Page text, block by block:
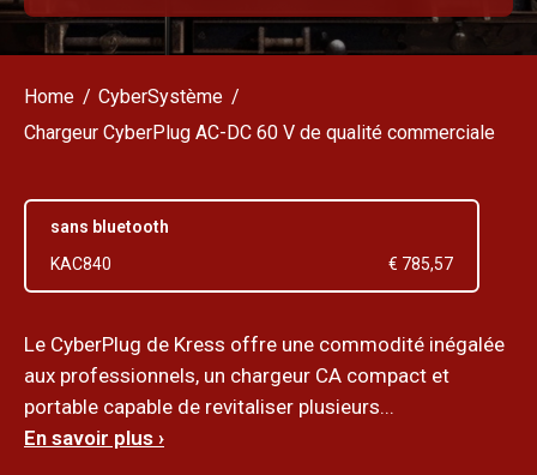
Home
CyberSystème
Chargeur CyberPlug AC-DC 60 V de qualité commerciale
sans bluetooth
KAC840
€ 785,57
Le CyberPlug de Kress offre une commodité inégalée
aux professionnels, un chargeur CA compact et
portable capable de revitaliser plusieurs...
En savoir plus ›